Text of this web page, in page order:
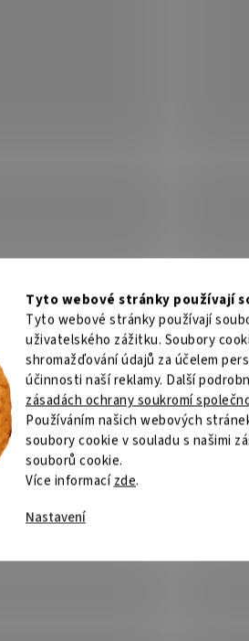
Tyto webové stránky používají
Tyto webové stránky používají
uživatelského zážitku. Soubory
shromažďování údajů za účelem
účinnosti naší reklamy. Další
zásadách ochrany soukromí
Používáním našich webových
soubory cookie v souladu s našimi
souborů cookie.
Více informacízde.
Nastavení